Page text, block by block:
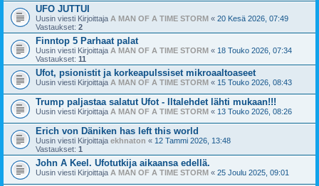
UFO JUTTUI
Uusin viesti Kirjoittaja A MAN OF A TIME STORM « 20 Kesä 2026, 07:49
Vastaukset: 2
Finntop 5 Parhaat palat
Uusin viesti Kirjoittaja A MAN OF A TIME STORM « 18 Touko 2026, 07:34
Vastaukset: 11
Ufot, psionistit ja korkeapulssiset mikroaaltoaseet
Uusin viesti Kirjoittaja A MAN OF A TIME STORM « 15 Touko 2026, 08:43
Trump paljastaa salatut Ufot - Iltalehdet lähti mukaan!!!
Uusin viesti Kirjoittaja A MAN OF A TIME STORM « 13 Touko 2026, 08:26
Erich von Däniken has left this world
Uusin viesti Kirjoittaja ekhnaton « 12 Tammi 2026, 13:48
Vastaukset: 1
John A Keel. Ufotutkija aikaansa edellä.
Uusin viesti Kirjoittaja A MAN OF A TIME STORM « 25 Joulu 2025, 09:01